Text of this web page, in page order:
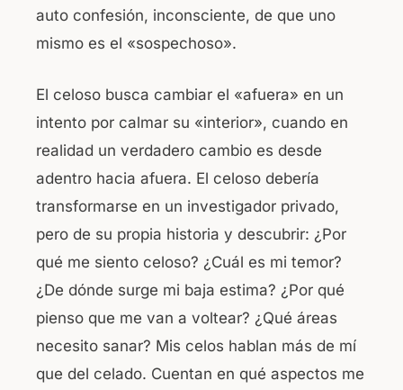
auto confesión, inconsciente, de que uno
mismo es el «sospechoso».
El celoso busca cambiar el «afuera» en un
intento por calmar su «interior», cuando en
realidad un verdadero cambio es desde
adentro hacia afuera. El celoso debería
transformarse en un investigador privado,
pero de su propia historia y descubrir: ¿Por
qué me siento celoso? ¿Cuál es mi temor?
¿De dónde surge mi baja estima? ¿Por qué
pienso que me van a voltear? ¿Qué áreas
necesito sanar? Mis celos hablan más de mí
que del celado. Cuentan en qué aspectos me